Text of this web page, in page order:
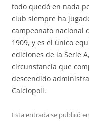
todo quedó en nada
club siempre ha
campeonato nacional
1909, y es el único
ediciones de la Serie
circunstancia que
descendido
Calciopoli.
Esta entrada se publicó en